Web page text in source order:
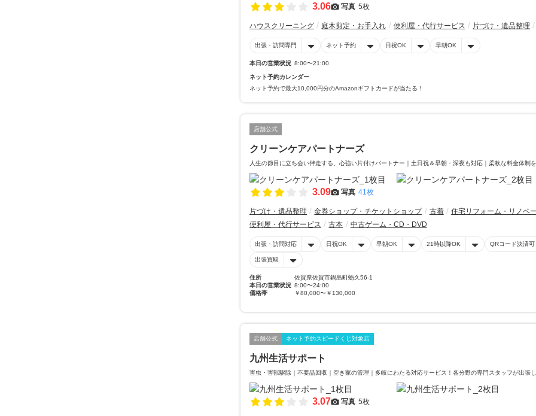
3.06 写真 5枚
ハウスクリーニング 庭木剪定・お手入れ 便利屋・代行サービス 片づけ・遺品整理
出張・訪問専門 ネット予約 日祝OK 早朝OK
本日の営業状況 8:00〜21:00
ネット予約カレンダー
ネット予約で最大10,000円分のAmazonギフトカードが当たる！
店舗公式
クリーンケアパートナーズ
人生の節目に立ち会い伴走する、心強い片付けパートナー｜土日祝＆早朝・深夜も対応｜柔軟な料金体制
3.09 写真 41枚
片づけ・遺品整理 金券ショップ・チケットショップ 古着
住宅リフォーム・リノベ
便利屋・代行サービス
古本 中古ゲーム・CD・DVD
出張・訪問対応 日祝OK 早朝OK 21時以降OK QRコード決済可
出張買取
住所
佐賀県佐賀市鍋島町蛎久56-1
本日の営業状況 8:00〜24:00
価格帯
￥80,000〜￥130,000
店舗公式 ネット予約スピードくじ対象店
九州生活サポート
害虫・害獣駆除｜不要品回収｜空き家の管理｜多岐にわたる対応サービス！各分野の専門スタッフが出張
3.07 写真 5枚